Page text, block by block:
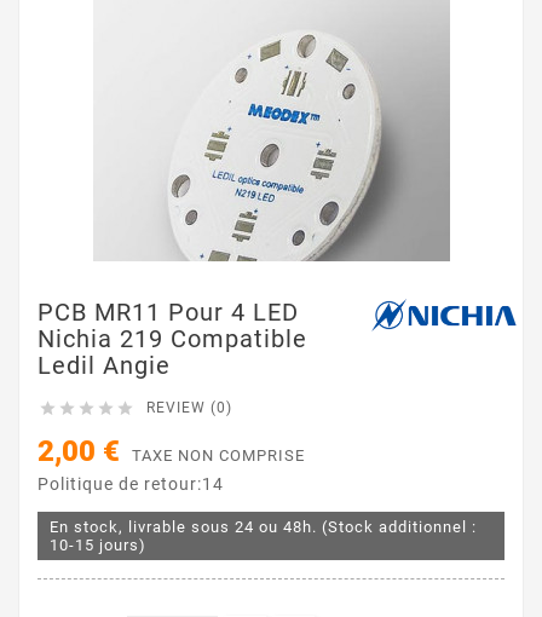
PCB MR11 Pour 4 LED
Nichia 219 Compatible
Ledil Angie
     REVIEW (0)
2,00 € TAXE NON COMPRISE
Politique de retour:14
En stock, livrable sous 24 ou 48h. (Stock additionnel :
10-15 jours)